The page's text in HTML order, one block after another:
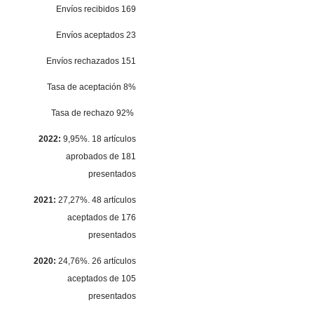
Envíos recibidos 169
Envíos aceptados 23
Envíos rechazados 151
Tasa de aceptación 8%
Tasa de rechazo 92%
2022: 9,95%. 18 artículos
aprobados de 181
presentados
2021: 27,27%. 48 artículos
aceptados de 176
presentados
2020: 24,76%. 26 artículos
aceptados de 105
presentados